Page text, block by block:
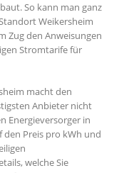
So kann man ganz
Weikersheim
Zug den Anweisungen
Stromtarife für
macht den
Anbieter nicht
Energieversorger in
Preis pro kWh und
welche Sie